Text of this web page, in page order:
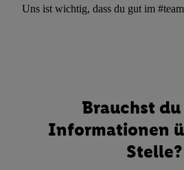
Uns ist wichtig, dass du gut im
Brauchst
Informationen
Stelle?